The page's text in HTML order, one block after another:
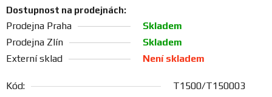
Blog
Ceníky
katalogy
Dostupnost na prodejnách:
Prodejna Praha
Skladem
Prodejna Zlín
Skladem
Externí sklad
Není skladem
Kód: T1500/T150003